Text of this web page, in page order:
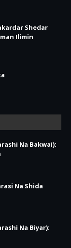
Shedar
Ilimin
Na Bakwai):
Na Shida
Na Biyar):